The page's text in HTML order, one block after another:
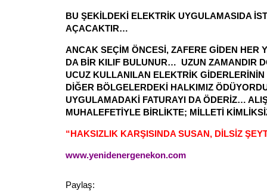
BU ŞEKİLDEKİ ELEKTRİK UYGULAMASIDA
AÇACAKTIR…
ANCAK SEÇİM ÖNCESİ, ZAFERE GİDEN HER
DA BİR KILIF BULUNUR… UZUN ZAMANDIR
UCUZ KULLANILAN ELEKTRİK GİDERLERİNİN
DİĞER BÖLGELERDEKİ HALKIMIZ
UYGULAMADAKİ FATURAYI DA ÖDERİZ…
MUHALEFETİYLE BİRLİKTE; MİLLETİ
“HAKSIZLIK KARŞISINDA SUSAN, DİLSİZ
www.yenidenergenekon.com
Paylaş: